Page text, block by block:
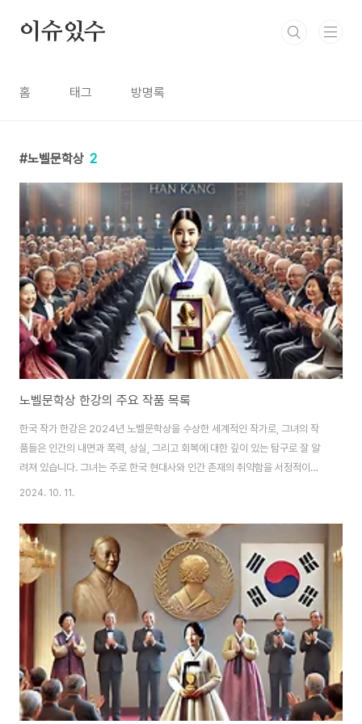
이슈있수
홈 태그 방명록
노벨문학상 2
노벨문학상 한강의 주요 작품 목록
한국 작가 한강은 2024년 노벨문학상을 수상한 세계적인 작가로, 그녀의 작
품들은 인간의 내면과 폭력, 상실, 그리고 회복에 대한 깊이 있는 탐구로 잘 알
려져 있습니다. 그녀는 주로 한국 현대사와 인간 존재의 취약함을 서정적이면
서도 강렬하게 다루며, 이러한 테마를 통해 독자에게 큰 울림을 줍니다. 그녀의
락 속에서 개인의 고통을 탐구합니다. 한강의 대표작들은 다양한 수상 경력과
함께 한국 문학을 세계에 알리는 중요한 역할을 했습니다. 아래는 그녀의 주요
작품 목록입니다. 채식주의자 (The Vegetarian, 2007)한강의 대표작인 채
식주의자는 인간의 억압된 욕망과 그로 인해 발생하는 폭력성을 탐구하는 소설
입니다. 이 작품은..
2024. 10. 11.